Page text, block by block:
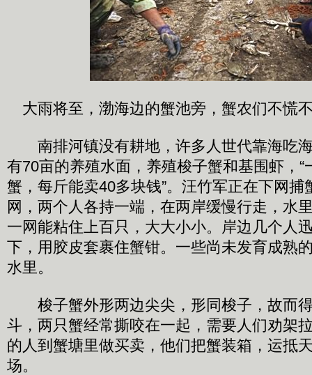
大雨将至，渤海边的蟹池旁，蟹农们不慌
南排河镇没有耕地，许多人世代靠海吃
有70亩的养殖水面，养殖梭子蟹和基围虾，“
蟹，每斤能卖40多块钱”。汪竹军正在下网捕
网，两个人各持一端，在两岸缓慢行走，水
一网能粘住上百只，大大小小。岸边几个人
下，用胶皮套裹住蟹钳。一些尚未发育成熟
水里。
梭子蟹外形两边尖尖，形同梭子，故而
斗，两只蟹经常撕咬在一起，需要人们劝架
的人到蟹塘里做买卖，他们把蟹装箱，运抵
场。